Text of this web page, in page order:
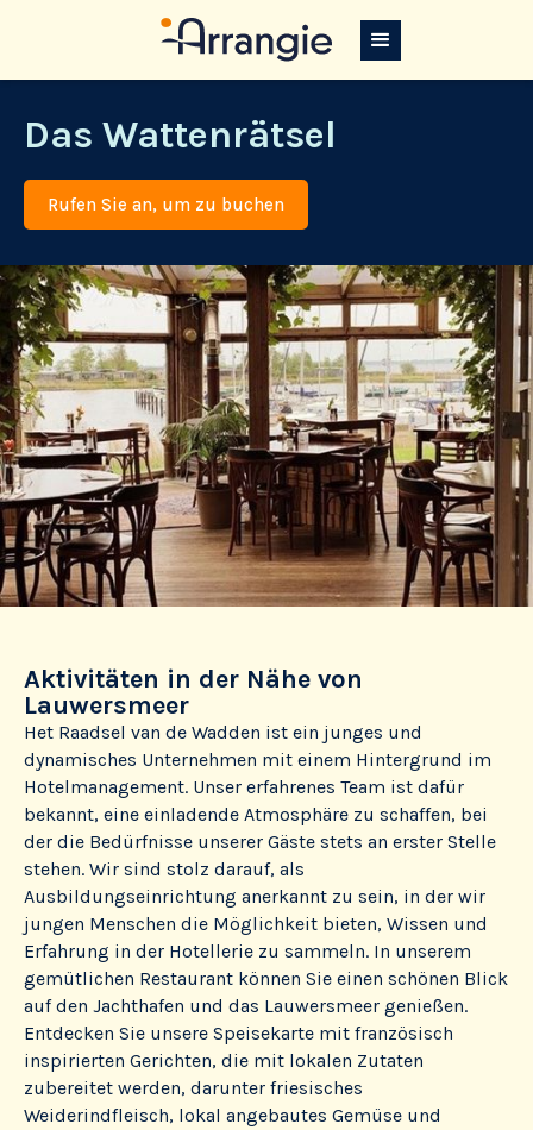
Das Wattenrätsel
Rufen Sie an, um zu buchen
Aktivitäten in der Nähe von
Lauwersmeer
Het Raadsel van de Wadden ist ein junges und
dynamisches Unternehmen mit einem Hintergrund im
Hotelmanagement. Unser erfahrenes Team ist dafür
bekannt, eine einladende Atmosphäre zu schaffen, bei
der die Bedürfnisse unserer Gäste stets an erster Stelle
stehen. Wir sind stolz darauf, als
Ausbildungseinrichtung anerkannt zu sein, in der wir
jungen Menschen die Möglichkeit bieten, Wissen und
Erfahrung in der Hotellerie zu sammeln. In unserem
gemütlichen Restaurant können Sie einen schönen Blick
auf den Jachthafen und das Lauwersmeer genießen.
Entdecken Sie unsere Speisekarte mit französisch
inspirierten Gerichten, die mit lokalen Zutaten
zubereitet werden, darunter friesisches
Weiderindfleisch, lokal angebautes Gemüse und